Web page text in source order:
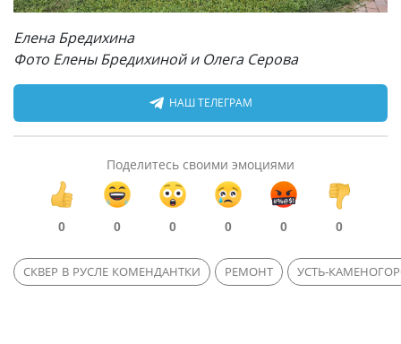
Елена Бредихина
Фото Елены Бредихиной и Олега Серова
НАШ ТЕЛЕГРАМ
Поделитесь своими эмоциями
0 0 0 0 0 0
СКВЕР В РУСЛЕ КОМЕНДАНТКИ РЕМОНТ УСТЬ-